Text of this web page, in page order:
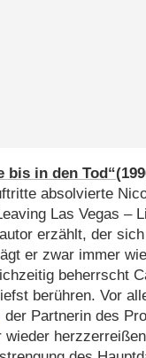
bis in den Tod“
absolvierte
Las Vegas –
erzählt, der
er zwar immer
beherrscht
berühren. Vor
der Partnerin des